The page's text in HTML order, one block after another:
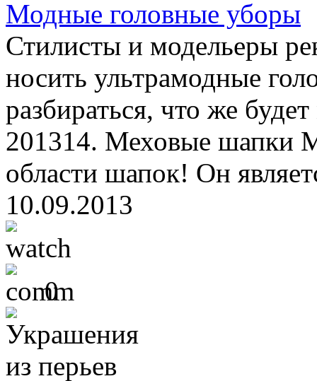
Модные головные уборы
Стилисты и модельеры
носить ультрамодные
разбираться, что же
201314. Меховые шапки
области шапок! Он
10.09.2013
0